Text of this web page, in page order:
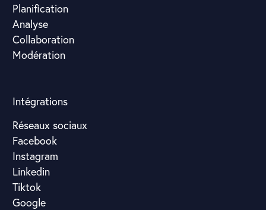
Planification
Analyse
Collaboration
Modération
Intégrations
Réseaux sociaux
Facebook
Instagram
Linkedin
Tiktok
Google